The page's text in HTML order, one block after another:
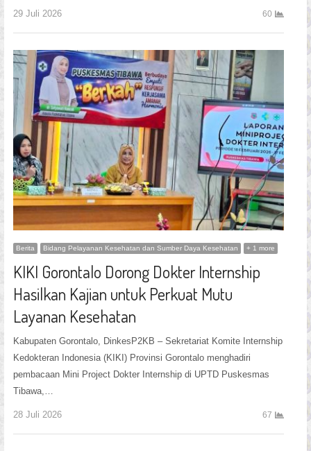
29 Juli 2026 60
Berita Bidang Pelayanan Kesehatan dan Sumber Daya Kesehatan + 1 more
KIKI Gorontalo Dorong Dokter Internship
Hasilkan Kajian untuk Perkuat Mutu
Layanan Kesehatan
Kabupaten Gorontalo, DinkesP2KB – Sekretariat Komite Internship
Kedokteran Indonesia (KIKI) Provinsi Gorontalo menghadiri
pembacaan Mini Project Dokter Internship di UPTD Puskesmas
Tibawa,…
28 Juli 2026 67